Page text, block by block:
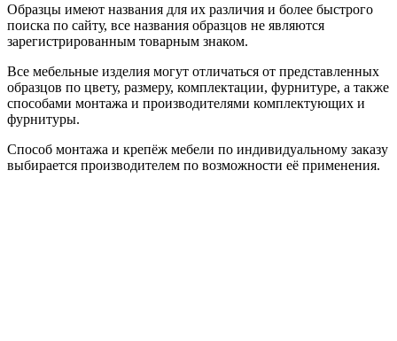
Образцы имеют названия для их различия и более быстрого
поиска по сайту, все названия образцов не являются
зарегистрированным товарным знаком.
Все мебельные изделия могут отличаться от представленных
образцов по цвету, размеру, комплектации, фурнитуре, а также
способами монтажа и производителями комплектующих и
фурнитуры.
Способ монтажа и крепёж мебели по индивидуальному заказу
выбирается производителем по возможности её применения.